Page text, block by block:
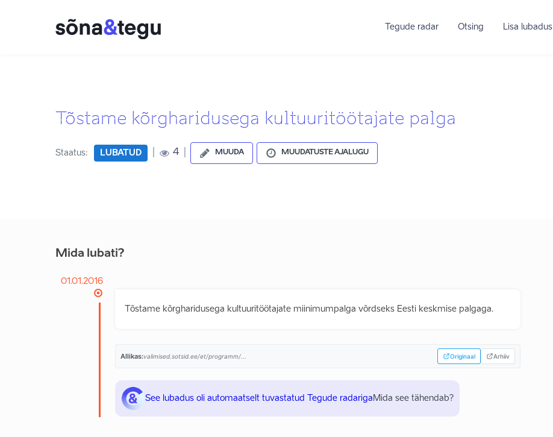
Tegude radar Otsing Lisa lubadus
Tõstame kõrgharidusega kultuuritöötajate palga
Staatus: LUBATUD 4 MUUDA MUUDATUSTE AJALUGU
Mida lubati?
01.01.2016
Tõstame kõrgharidusega kultuuritöötajate miinimumpalga võrdseks Eesti keskmise palgaga.
Allikas:valimised.sotsid.ee/et/programm/... Originaal Arhiiv
See lubadus oli automaatselt tuvastatud Tegude radariga Mida see tähendab?